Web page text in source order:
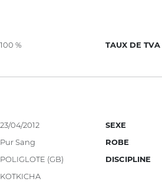
100 % TAUX DE TVA
23/04/2012
Pur Sang
POLIGLOTE (GB)
KOTKICHA
SEXE
ROBE
DISCIPLINE